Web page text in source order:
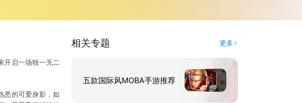
开启一场独一无二
悉的可爱身影，如
相关专题 更多
五款国际风MOBA手游推荐